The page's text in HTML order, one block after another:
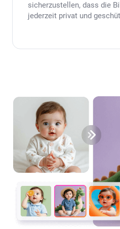
sicherzustellen, dass die
jederzeit privat und